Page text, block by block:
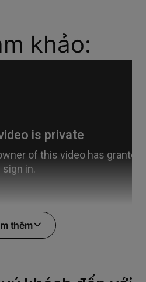
khảo:
thêm